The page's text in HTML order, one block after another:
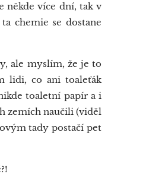
někde více dní, tak v
chemie se dostane
ale myslím, že je to
lidi, co ani toaleťák
toaletní papír a i
zemích naučili (viděl
tady postačí pet